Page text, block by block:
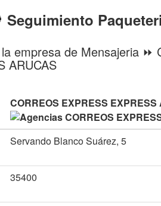
Seguimiento
empresa de Mensajeria ⏩
ARUCAS
CORREOS EXPRESS EXPRESS
Servando Blanco Suárez, 5
35400